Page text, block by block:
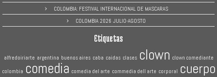
COLOMBIA: FESTIVAL INTERNACIONAL DE MASCARAS
COLOMBIA 2026 JULIO-AGOSTO
Etiquetas
alfredoiriarte argentina buenos aires caba caidas clases clown clown comediante
colombia comedia comedia del arte commedia dell arte corporal cuerpo